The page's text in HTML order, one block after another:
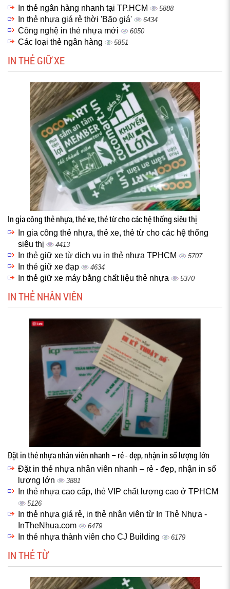
In thẻ ngân hàng nhanh tại TP.HCM 5888
In thẻ nhựa giá rẻ thời 'Bão giá' 6434
Công nghệ in thẻ nhựa mới 6050
Các loại thẻ ngân hàng 5851
IN THẺ GIỮ XE
In gia công thẻ nhựa, thẻ xe, thẻ từ cho các hệ thống siêu thị
In gia công thẻ nhựa, thẻ xe, thẻ từ cho các hệ thống
siêu thị
4413
In thẻ giữ xe từ dịch vụ in thẻ nhựa TPHCM 5707
In thẻ giữ xe đạp 4634
In thẻ giữ xe máy bằng chất liệu thẻ nhựa 5370
IN THẺ NHÂN VIÊN
Đặt in thẻ nhựa nhân viên nhanh – rẻ - đẹp, nhận in số lượng lớn
Đặt in thẻ nhựa nhân viên nhanh – rẻ - đẹp, nhận in số
lượng lớn
3881
In thẻ nhựa cao cấp, thẻ VIP chất lượng cao ở TPHCM
5126
In thẻ nhựa giá rẻ, in thẻ nhân viên từ In Thẻ Nhựa -
InTheNhua.com
6479
In thẻ nhựa thành viên cho CJ Building 6179
IN THẺ TỪ